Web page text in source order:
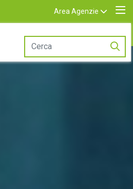
Area Agenzie